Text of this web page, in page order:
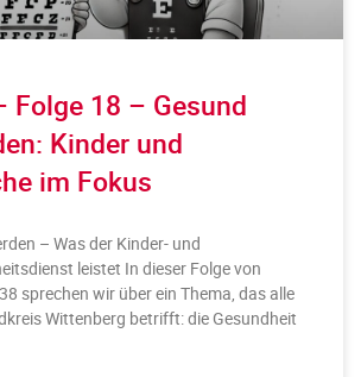
Folge 18 – Gesund
Kinder und
im Fokus
– Was der Kinder- und
leistet In dieser Folge von
sprechen wir über ein Thema, das alle
Wittenberg betrifft: die Gesundheit